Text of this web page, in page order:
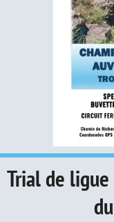
Trial de